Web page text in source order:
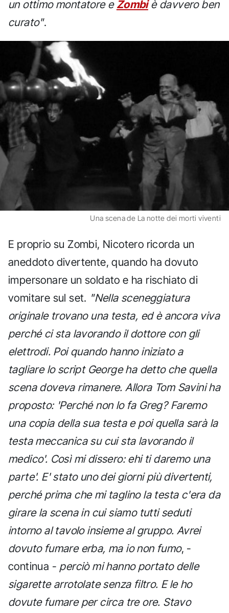
un ottimo montatore e Zombiè davvero ben
curato".
Una scena de La notte dei morti viventi
E proprio su Zombi, Nicotero ricorda un
aneddoto divertente, quando ha dovuto
impersonare un soldato e ha rischiato di
vomitare sul set. "Nella sceneggiatura
originale trovano una testa, ed è ancora viva
perché ci sta lavorando il dottore con gli
elettrodi. Poi quando hanno iniziato a
tagliare lo script George ha detto che quella
scena doveva rimanere. Allora Tom Savini ha
proposto: 'Perché non lo fa Greg? Faremo
una copia della sua testa e poi quella sarà la
testa meccanica su cui sta lavorando il
medico'. Così mi dissero: ehi ti daremo una
parte'. E' stato uno dei giorni più divertenti,
perché prima che mi taglino la testa c'era da
girare la scena in cui siamo tutti seduti
intorno al tavolo insieme al gruppo. Avrei
dovuto fumare erba, ma io non fumo, -
continua - perciò mi hanno portato delle
sigarette arrotolate senza filtro. E le ho
dovute fumare per circa tre ore. Stavo